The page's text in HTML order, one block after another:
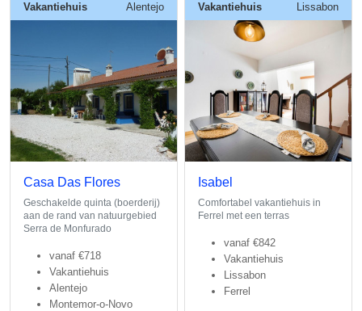
Vakantiehuis Alentejo
Casa Das Flores
Geschakelde quinta (boerderij)
aan de rand van natuurgebied
Serra de Monfurado
vanaf €718
Vakantiehuis
Alentejo
Montemor-o-Novo
Vakantiehuis Lissabon
Isabel
Comfortabel vakantiehuis in
Ferrel met een terras
vanaf €842
Vakantiehuis
Lissabon
Ferrel